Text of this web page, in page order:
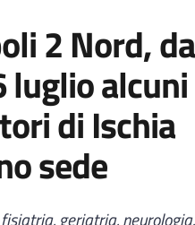
2 Nord, da
luglio alcuni
di Ischia
sede
geriatria, neurologia,